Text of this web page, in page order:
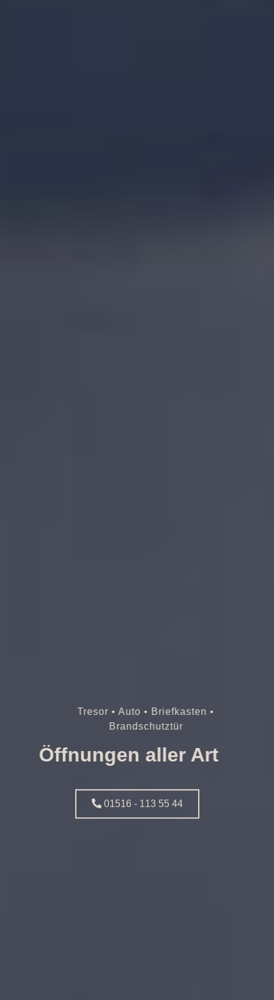
Tresor • Auto • Briefkasten •
Brandschutztür
Öffnungen aller Art
01516 - 113 55 44